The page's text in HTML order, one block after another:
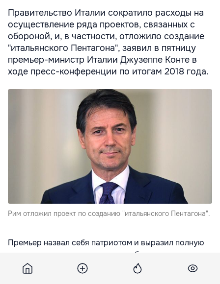
Правительство Италии сократило расходы на
осуществление ряда проектов, связанных с
обороной, и, в частности, отложило создание
"итальянского Пентагона", заявил в пятницу
премьер-министр Италии Джузеппе Конте в
ходе пресс-конференции по итогам 2018 года.
Рим отложил проект по созданию "итальянского Пентагона".
Премьер назвал себя патриотом и выразил полную
поддержку со стороны своего кабинета
вооруженным силам Италии, в том числе в деле